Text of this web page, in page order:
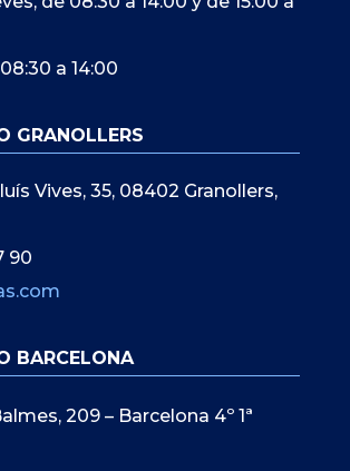
a 14:00
GRANOLLERS
Vives, 35, 08402 Granollers,
90
BARCELONA
209 – Barcelona 4º 1ª